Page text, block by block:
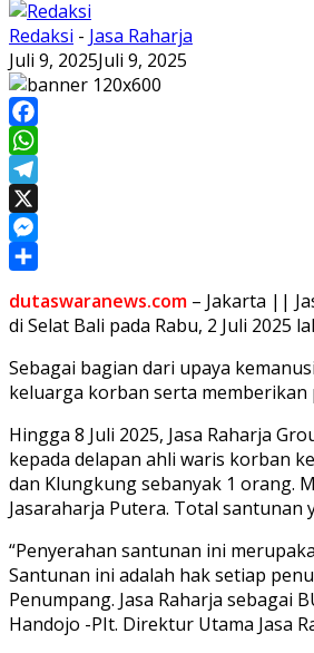
Redaksi - Jasa Raharja
Juli 9, 2025Juli 9, 2025
Facebook
WhatsApp
Telegram
X
Messenger
dutaswaranews.com – Jakarta ||
di Selat Bali pada Rabu, 2 Juli 2025
Sebagai bagian dari upaya
keluarga korban serta
Hingga 8 Juli 2025, Jasa Raharja
kepada delapan ahli waris korban
dan Klungkung sebanyak 1 orang.
Jasaraharja Putera. Total santunan
“Penyerahan santunan ini
Santunan ini adalah hak setiap
Penumpang. Jasa Raharja
Handojo -PIt. Direktur Utama Jasa